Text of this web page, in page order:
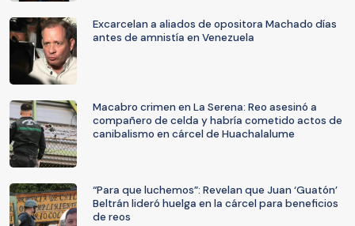
Excarcelan a aliados de opositora Machado días
antes de amnistía en Venezuela
Macabro crimen en La Serena: Reo asesinó a
compañero de celda y habría cometido actos de
canibalismo en cárcel de Huachalalume
“Para que luchemos”: Revelan que Juan ‘Guatón’
Beltrán lideró huelga en la cárcel para beneficios
de reos